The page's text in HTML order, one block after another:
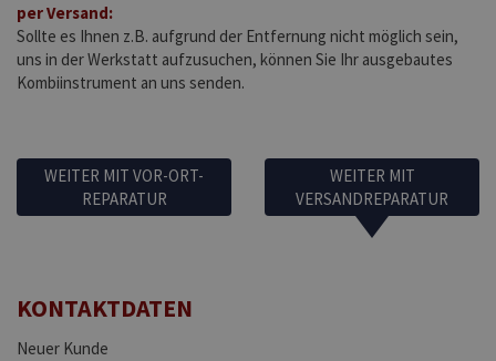
per Versand:
Sollte es Ihnen z.B. aufgrund der Entfernung nicht möglich sein,
uns in der Werkstatt aufzusuchen, können Sie Ihr ausgebautes
Kombiinstrument an uns senden.
WEITER MIT VOR-ORT-
REPARATUR
WEITER MIT
VERSANDREPARATUR
KONTAKTDATEN
Neuer Kunde